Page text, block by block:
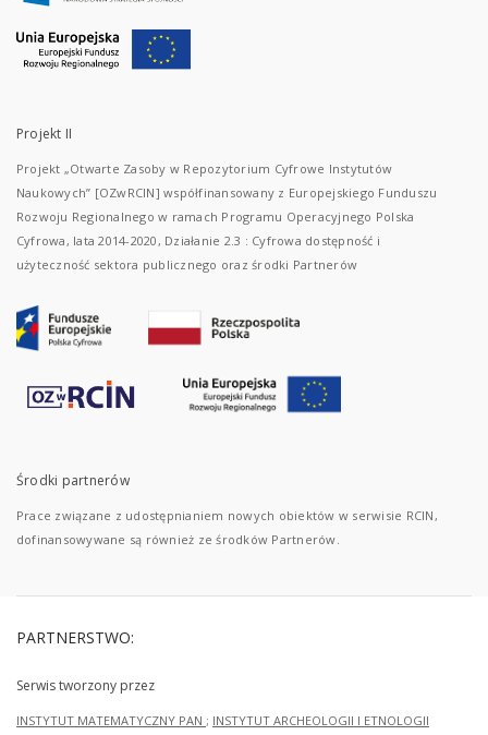
Projekt II
Projekt „Otwarte Zasoby w Repozytorium Cyfrowe Instytutów
Naukowych” [OZwRCIN] współfinansowany z Europejskiego Funduszu
Rozwoju Regionalnego w ramach Programu Operacyjnego Polska
Cyfrowa, lata 2014-2020, Działanie 2.3 : Cyfrowa dostępność i
użyteczność sektora publicznego oraz środki Partnerów
Środki partnerów
Prace związane z udostępnianiem nowych obiektów w serwisie RCIN,
dofinansowywane są również ze środków Partnerów.
PARTNERSTWO:
Serwis tworzony przez
INSTYTUT MATEMATYCZNY PAN ; INSTYTUT ARCHEOLOGII I ETNOLOGII